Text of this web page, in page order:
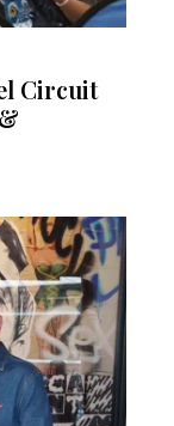
Circuit